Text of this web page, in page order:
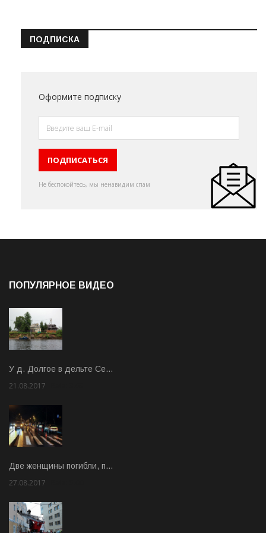
ПОДПИСКА
Оформите подписку
Не беспокойтесь, мы ненавидим спам
ПОПУЛЯРНОЕ ВИДЕО
У д. Долгое в дельте Се…
21.08.2017
Две женщины погибли, п…
27.08.2017